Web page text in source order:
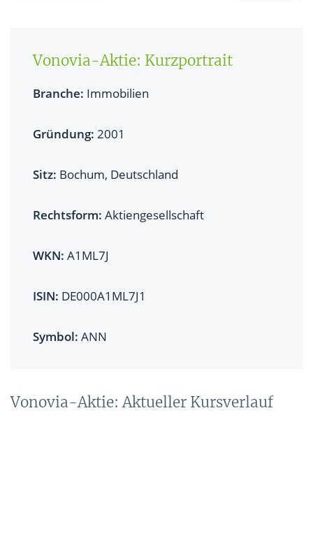
Vonovia-Aktie: Kurzportrait
Branche: Immobilien
Gründung: 2001
Sitz: Bochum, Deutschland
Rechtsform: Aktiengesellschaft
WKN: A1ML7J
ISIN: DE000A1ML7J1
Symbol: ANN
Vonovia-Aktie: Aktueller Kursverlauf